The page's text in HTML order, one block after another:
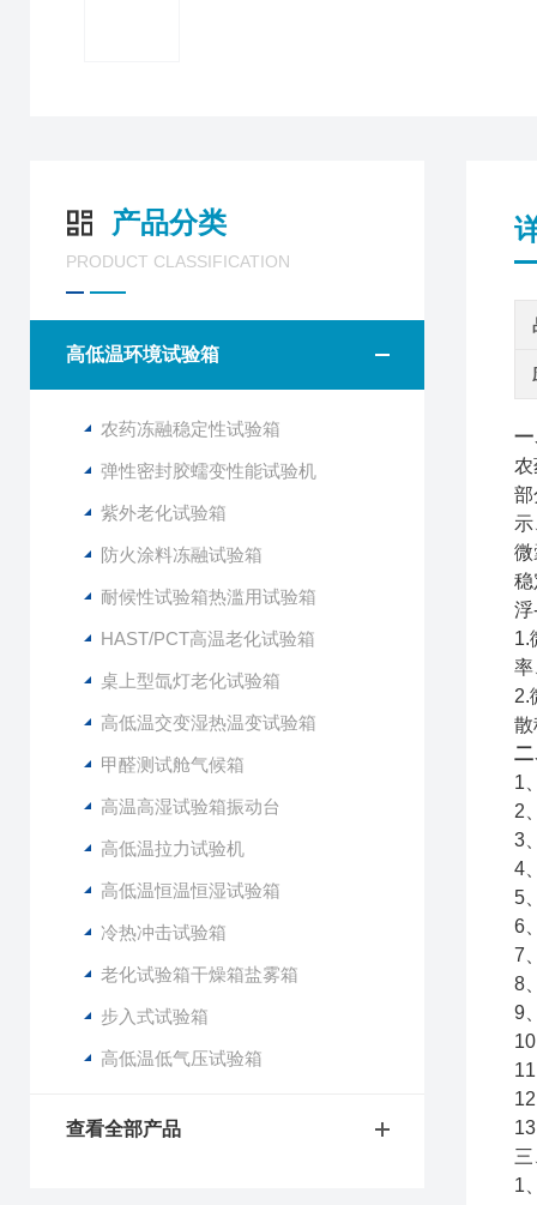
产品分类
PRODUCT CLASSIFICATION
高低温环境试验箱
农药冻融稳定性试验箱
弹性密封胶蠕变性能试验机
紫外老化试验箱
防火涂料冻融试验箱
耐候性试验箱热滥用试验箱
HAST/PCT高温老化试验箱
桌上型氙灯老化试验箱
高低温交变湿热温变试验箱
甲醛测试舱气候箱
高温高湿试验箱振动台
高低温拉力试验机
高低温恒温恒湿试验箱
冷热冲击试验箱
老化试验箱干燥箱盐雾箱
步入式试验箱
高低温低气压试验箱
查看全部产品
一
农
部
微
浮
1.
率
2.
散
二
1
2
3
4
5
6
7
8
9
1